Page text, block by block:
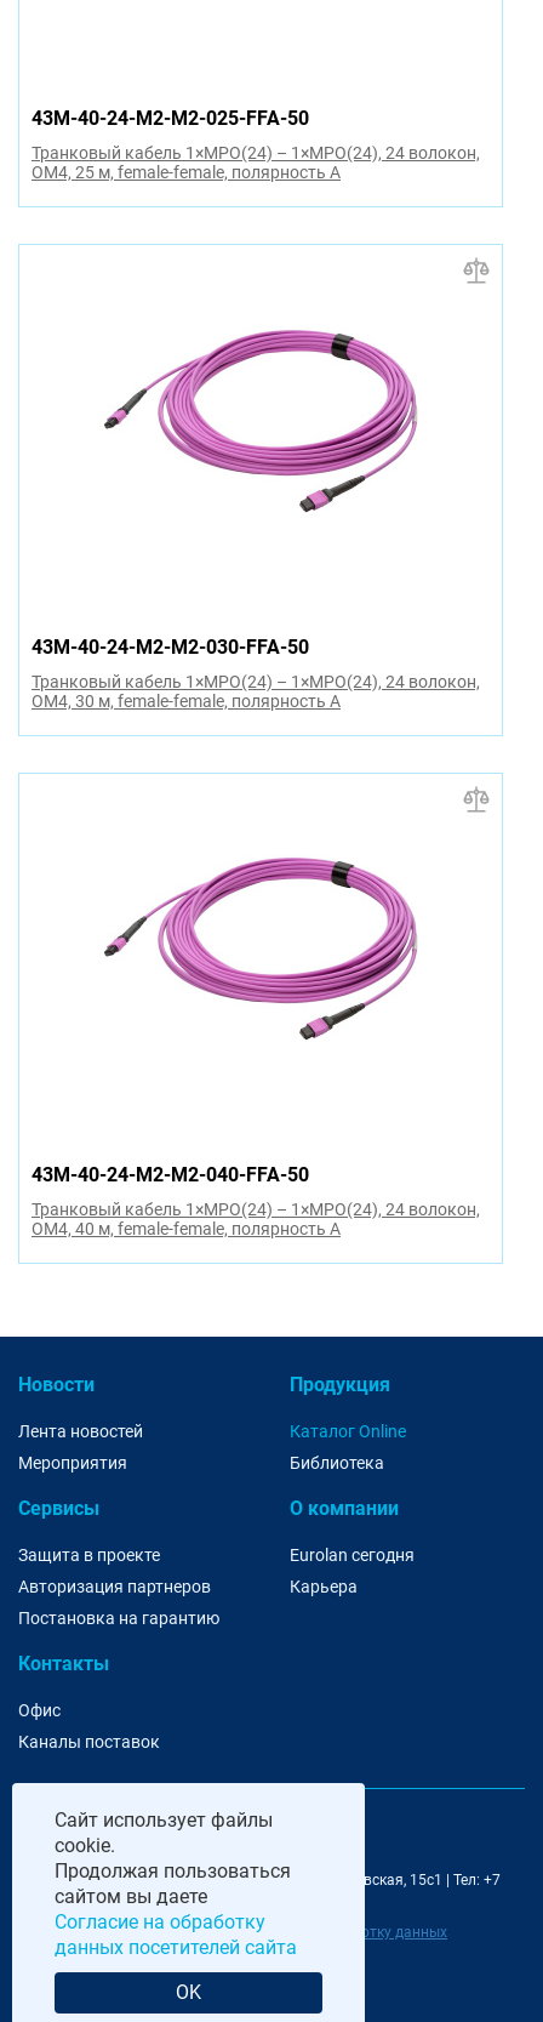
43M-40-24-M2-M2-025-FFA-50
Транковый кабель 1×MPO(24) – 1×MPO(24), 24 волокон,
OM4, 25 м, female-female, полярность A
43M-40-24-M2-M2-030-FFA-50
Транковый кабель 1×MPO(24) – 1×MPO(24), 24 волокон,
OM4, 30 м, female-female, полярность A
43M-40-24-M2-M2-040-FFA-50
Транковый кабель 1×MPO(24) – 1×MPO(24), 24 волокон,
OM4, 40 м, female-female, полярность A
Новости
Лента новостей
Мероприятия
Продукция
Каталог Online
Библиотека
Сервисы
Защита в проекте
Авторизация партнеров
Постановка на гарантию
О компании
Eurolan сегодня
Карьера
Контакты
Офис
Каналы поставок
@ 2006-2026 Eurolan | 115193, Москва, 7-я Кожуховская, 15с1 | Тел: +7
495 252 07 99 | E-Mail: moscow@eurolan.ru
Политика обработки данных|Согласие на обработку данных
посетителей сайта
Разработка и сопровождение сайта
Сайт использует файлы
cookie.
Продолжая пользоваться
сайтом вы даете
Согласие на обработку
данных посетителей сайта
OK